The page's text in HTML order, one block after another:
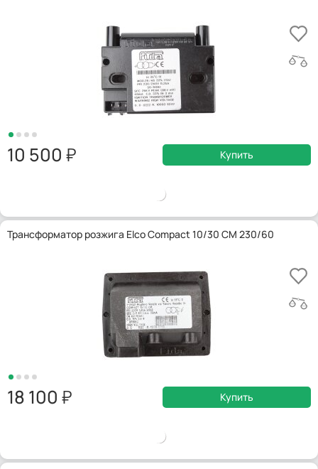
10 500 Купить
Трансформатор розжига Elco Compact 10/30 CM 230/60
18 100 Купить